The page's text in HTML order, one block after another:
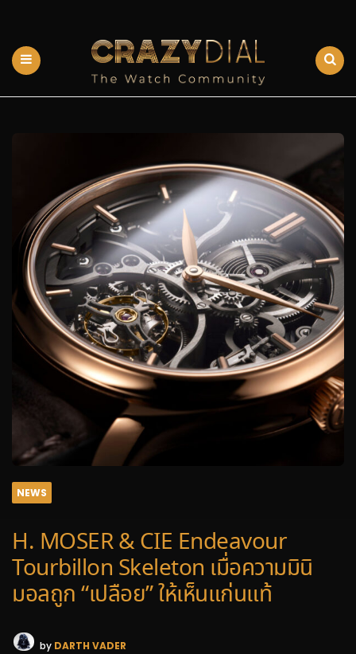
NEWS
H. MOSER & CIE Endeavour
Tourbillon Skeleton เมื่อความมินิ
มอลถูก “เปลือย” ให้เห็นแก่นแท้
by DARTH VADER